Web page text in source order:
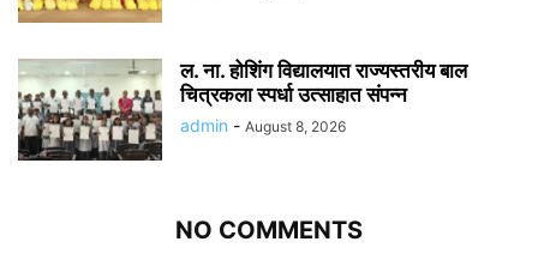
ल. ना. होशिंग विद्यालयात राज्यस्तरीय बाल
चित्रकला स्पर्धा उत्साहात संपन्न
admin - August 8, 2026
NO COMMENTS